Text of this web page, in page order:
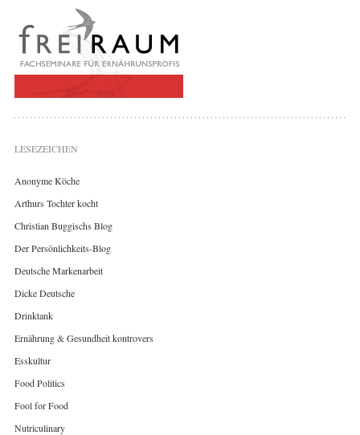
LESEZEICHEN
Anonyme Köche
Arthurs Tochter kocht
Christian Buggischs Blog
Der Persönlichkeits-Blog
Deutsche Markenarbeit
Dicke Deutsche
Drinktank
Ernährung & Gesundheit kontrovers
Esskultur
Food Politics
Fool for Food
Nutriculinary